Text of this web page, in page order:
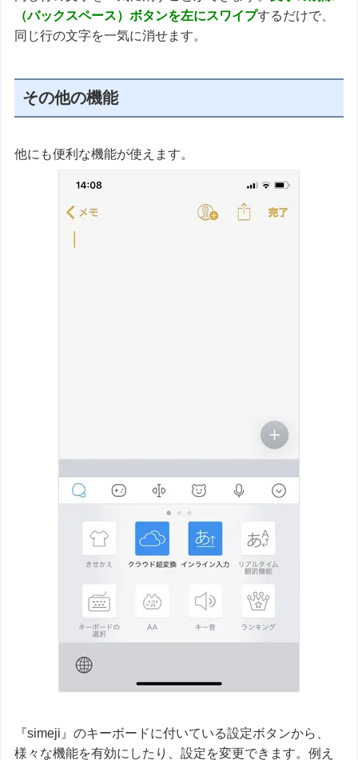
（バックスペース）ボタンを左にスワイプするだけで、
同じ行の文字を一気に消せます。
その他の機能
他にも便利な機能が使えます。
『simeji』のキーボードに付いている設定ボタンから、
様々な機能を有効にしたり、設定を変更できます。例え